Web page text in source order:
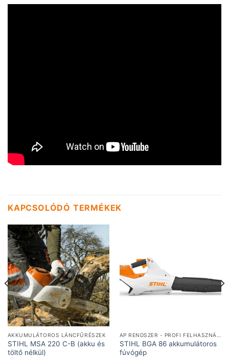
KAPCSOLÓDÓ TERMÉKEK
AKKUMULÁTOROS LÁNCFŰRÉSZEK
STIHL MSA 220 C-B (akku és
töltő nélkül)
STIHL BGA 86 akkumulátoros
fúvógép